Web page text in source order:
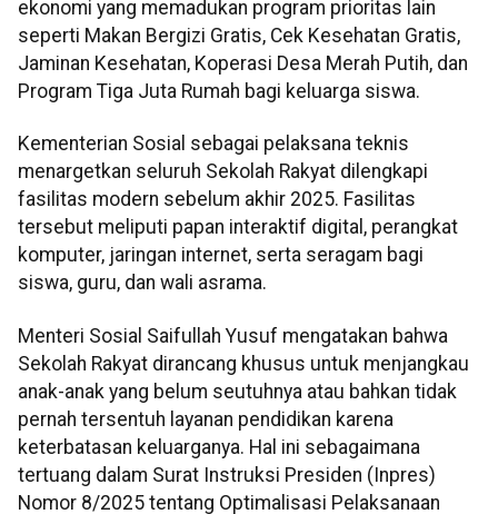
ekonomi yang memadukan program prioritas lain
seperti Makan Bergizi Gratis, Cek Kesehatan Gratis,
Jaminan Kesehatan, Koperasi Desa Merah Putih, dan
Program Tiga Juta Rumah bagi keluarga siswa.
Kementerian Sosial sebagai pelaksana teknis
menargetkan seluruh Sekolah Rakyat dilengkapi
fasilitas modern sebelum akhir 2025. Fasilitas
tersebut meliputi papan interaktif digital, perangkat
komputer, jaringan internet, serta seragam bagi
siswa, guru, dan wali asrama.
Menteri Sosial Saifullah Yusuf mengatakan bahwa
Sekolah Rakyat dirancang khusus untuk menjangkau
anak-anak yang belum seutuhnya atau bahkan tidak
pernah tersentuh layanan pendidikan karena
keterbatasan keluarganya. Hal ini sebagaimana
tertuang dalam Surat Instruksi Presiden (Inpres)
Nomor 8/2025 tentang Optimalisasi Pelaksanaan